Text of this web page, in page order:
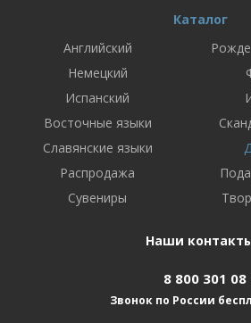
Каталог
Английский
Немецкий
Испанский
Восточные языки
Славянские языки
Распродажа
Сувениры
Наши
8 800 301 08
Звонок по России